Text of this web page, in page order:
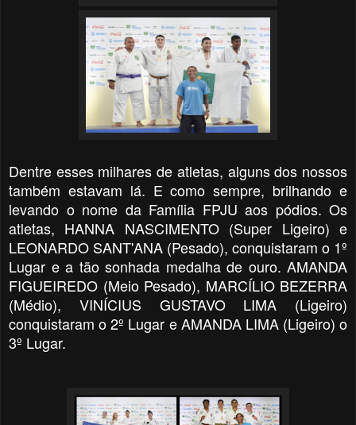
Dentre esses milhares de atletas, alguns dos nossos
também estavam lá. E como sempre, brilhando e
levando o nome da Família FPJU aos pódios. Os
atletas, HANNA NASCIMENTO (Super Ligeiro) e
LEONARDO SANT'ANA (Pesado), conquistaram o 1º
Lugar e a tão sonhada medalha de ouro. AMANDA
FIGUEIREDO (Meio Pesado), MARCÍLIO BEZERRA
(Médio), VINÍCIUS GUSTAVO LIMA (Ligeiro)
conquistaram o 2º Lugar e AMANDA LIMA (Ligeiro) o
3º Lugar.